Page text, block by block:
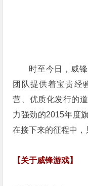
时至今日，威
团队提供着宝贵经
营、优质化发行的
力强劲的2015年度
在接下来的征程中，
【关于威锋游戏】